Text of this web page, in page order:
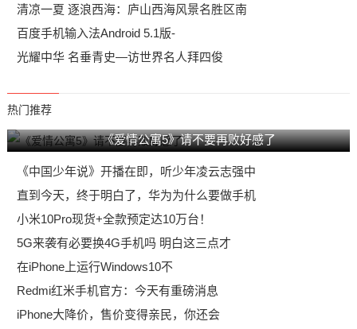
清凉一夏 逐浪西海：庐山西海风景名胜区南
百度手机输入法Android 5.1版-
光耀中华 名垂青史—访世界名人拜四俊
热门推荐
《爱情公寓5》请不要再败好感了
《中国少年说》开播在即，听少年凌云志强中
直到今天，终于明白了，华为为什么要做手机
小米10Pro现货+全款预定达10万台！
5G来袭有必要换4G手机吗 明白这三点才
在iPhone上运行Windows10不
Redmi红米手机官方：今天有重磅消息
iPhone大降价，售价变得亲民，你还会